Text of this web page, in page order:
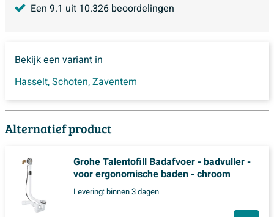
Een 9.1 uit 10.326 beoordelingen
Bekijk een variant in
Hasselt,Schoten,Zaventem
Alternatief product
Grohe Talentofill Badafvoer - badvuller -
voor ergonomische baden - chroom
Levering:binnen 3 dagen